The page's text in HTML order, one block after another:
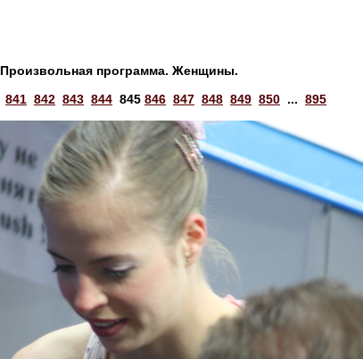
Произвольная программа. Женщины.
841 842 843 844 845 846 847 848 849 850 ... 895